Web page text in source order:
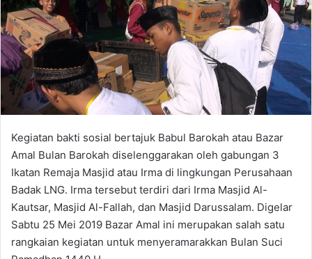
Kegiatan bakti sosial bertajuk Babul Barokah atau Bazar
Amal Bulan Barokah diselenggarakan oleh gabungan 3
Ikatan Remaja Masjid atau Irma di lingkungan Perusahaan
Badak LNG. Irma tersebut terdiri dari Irma Masjid Al-
Kautsar, Masjid Al-Fallah, dan Masjid Darussalam. Digelar
Sabtu 25 Mei 2019 Bazar Amal ini merupakan salah satu
rangkaian kegiatan untuk menyeramarakkan Bulan Suci